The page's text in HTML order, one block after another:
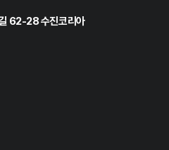
62-28 수진코리아